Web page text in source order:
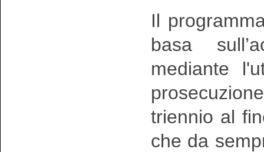
Il
basa
mediante
triennio al
che da